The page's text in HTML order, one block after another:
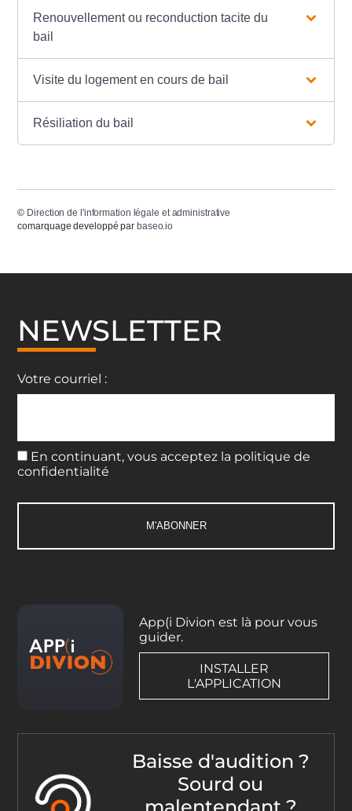
Renouvellement ou reconduction tacite du
bail
Visite du logement en cours de bail
Résiliation du bail
© Direction de l'information légale et administrative
comarquage developpé par baseo.io
NEWSLETTER
Votre courriel :
En continuant, vous acceptez la politique de
confidentialité
App(i Divion est là pour vous
guider.
INSTALLER
L'APPLICATION
Baisse d'audition ?
Sourd ou